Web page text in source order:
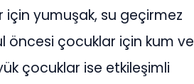
için yumuşak, su geçirmez
öncesi çocuklar için kum ve
çocuklar ise etkileşimli